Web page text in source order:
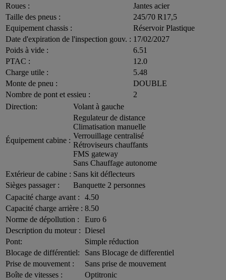
Roues :
Jantes acier
Taille des pneus :
245/70 R17,5
Equipement chassis :
Réservoir Plastique
Date d'expiration de l'inspection gouv. : 17/02/2027
Poids à vide :
6.51
PTAC :
12.0
Charge utile :
5.48
Monte de pneu :
DOUBLE
Nombre de pont et essieu :
2
Direction:
Volant à gauche
Équipement cabine :
Regulateur de distance
Climatisation manuelle
Verrouillage centralisé
Rétroviseurs chauffants
FMS gateway
Sans Chauffage autonome
Extérieur de cabine : Sans kit déflecteurs
Sièges passager :
Banquette 2 personnes
Capacité charge avant :
4.50
Capacité charge arrière : 8.50
Norme de dépollution :
Euro 6
Description du moteur : Diesel
Pont:
Simple réduction
Blocage de différentiel:
Sans Blocage de differentiel
Prise de mouvement :
Sans prise de mouvement
Boîte de vitesses :
Optitronic